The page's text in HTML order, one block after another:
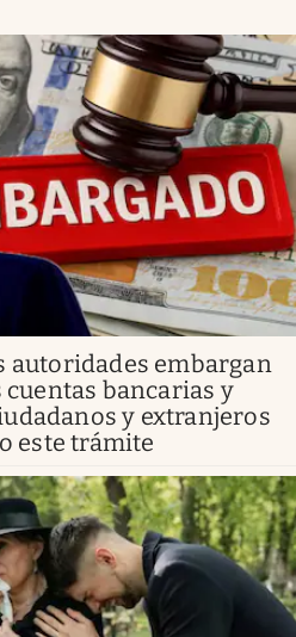
autoridades embargan
bancarias y
y extranjeros
este trámite